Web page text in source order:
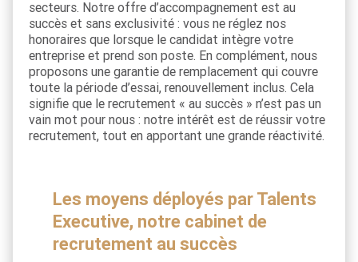
secteurs. Notre offre d’accompagnement est au
succès et sans exclusivité : vous ne réglez nos
honoraires que lorsque le candidat intègre votre
entreprise et prend son poste. En complément, nous
proposons une garantie de remplacement qui couvre
toute la période d’essai, renouvellement inclus. Cela
signifie que le recrutement « au succès » n’est pas un
vain mot pour nous : notre intérêt est de réussir votre
recrutement, tout en apportant une grande réactivité.
Les moyens déployés par Talents
Executive, notre cabinet de
recrutement au succès